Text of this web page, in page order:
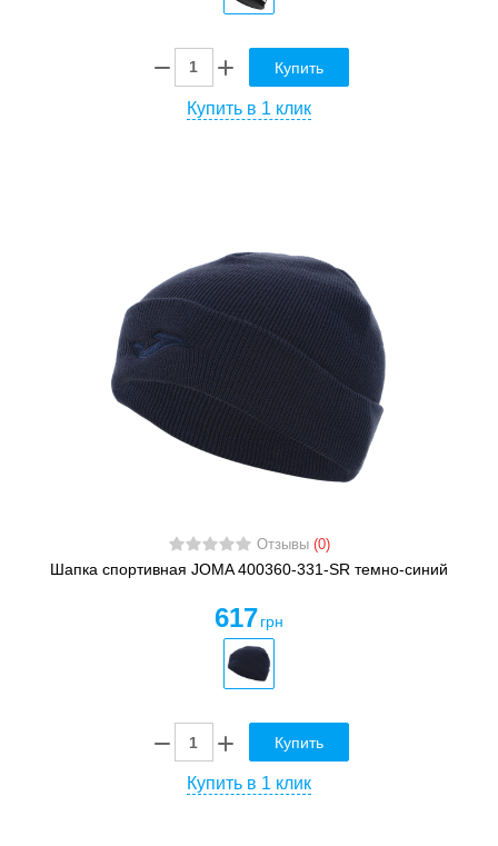
Купить
Купить в 1 клик
Отзывы (0)
Шапка спортивная JOMA 400360-331-SR темно-синий
617 грн
Купить
Купить в 1 клик